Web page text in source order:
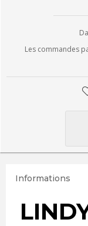
Les commandes
Informations